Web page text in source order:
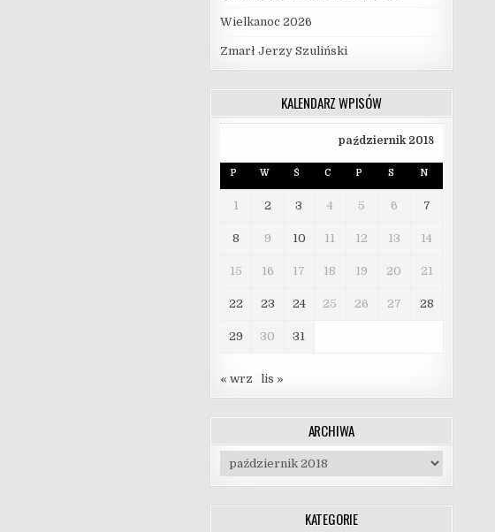
Wielkanoc 2026
Zmarł Jerzy Szuliński
KALENDARZ WPISÓW
październik 2018
P W Ś C P S N
1 2 3 4 5 6 7
8 9 10 11 12 13 14
15 16 17 18 19 20 21
22 23 24 25 26 27 28
29 30 31
« wrz lis »
ARCHIWA
Archiwa
KATEGORIE